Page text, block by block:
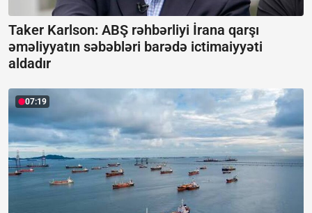
Taker Karlson: ABŞ rəhbərliyi İrana qarşı
əməliyyatın səbəbləri barədə ictimaiyyəti
aldadır
07:19